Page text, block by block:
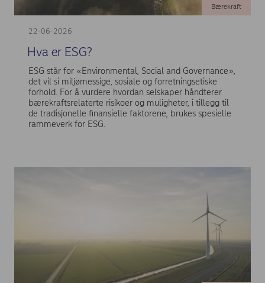
22-06-2026
Bærekraft
Hva er ESG?
ESG står for «Environmental, Social and Governance»,
det vil si miljømessige, sosiale og forretningsetiske
forhold. For å vurdere hvordan selskaper håndterer
bærekraftsrelaterte risikoer og muligheter, i tillegg til
de tradisjonelle finansielle faktorene, brukes spesielle
rammeverk for ESG.